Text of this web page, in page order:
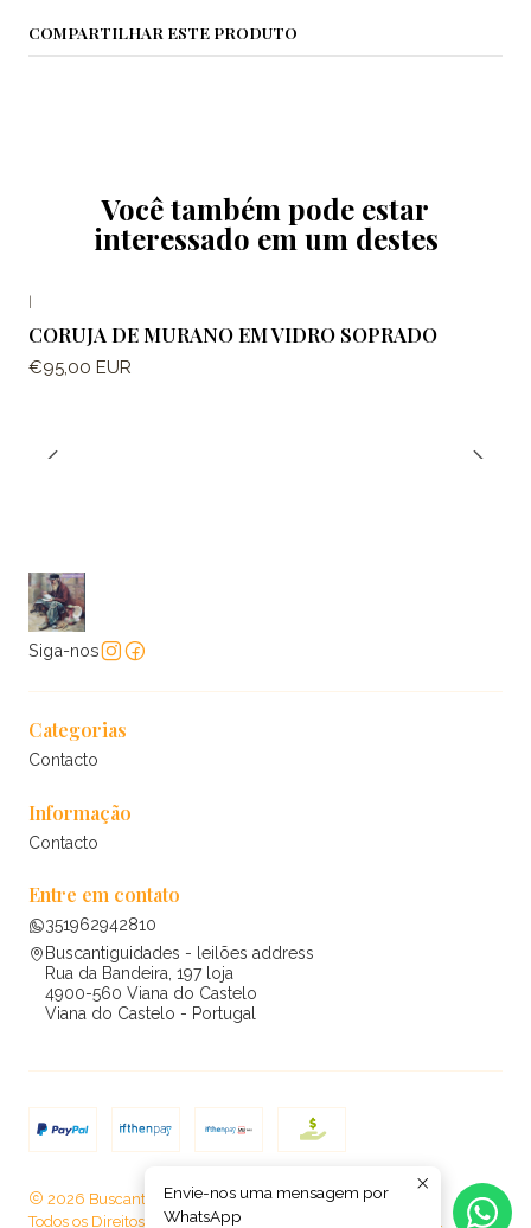
COMPARTILHAR ESTE PRODUTO
Você também pode estar
interessado em um destes
|
CORUJA DE MURANO EM VIDRO SOPRADO
€95,00 EUR
Siga-nos
Categorias
Contacto
Informação
Contacto
Entre em contato
351962942810
Buscantiguidades - leilões address
Rua da Bandeira, 197 loja
4900-560 Viana do Castelo
Viana do Castelo - Portugal
2026 Buscantiguidades - leilões .
Todos os Direitos Reservados.Com tecnologia Jumpseller
Envie-nos uma mensagem por
WhatsApp